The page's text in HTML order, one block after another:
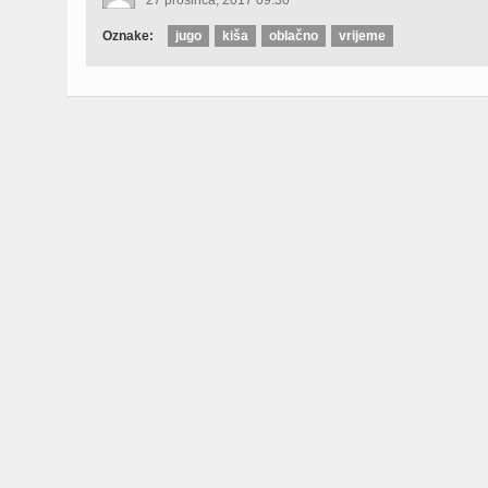
Oznake: jugo kiša oblačno vrijeme